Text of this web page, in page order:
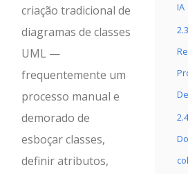
IA
2.3
2.4
criação tradicional de
diagramas de classes
UML —
frequentemente um
processo manual e
demorado de
esboçar classes,
definir atributos,